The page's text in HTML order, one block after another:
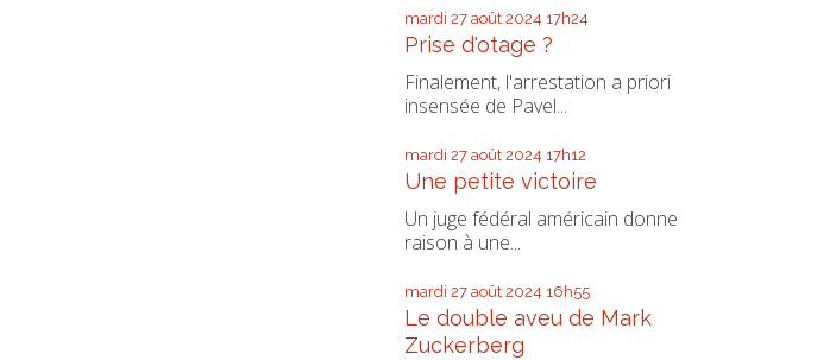
mardi 27 août 2024 17h24
Prise d'otage ?
Finalement, l'arrestation a priori
insensée de Pavel...
mardi 27 août 2024 17h12
Une petite victoire
Un juge fédéral américain donne
raison à une...
mardi 27 août 2024 16h55
Le double aveu de Mark
Zuckerberg